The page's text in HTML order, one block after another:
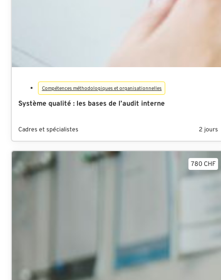
Compétences méthodologiques et organisationnelles
Système qualité : les bases de l’audit interne
Cadres et spécialistes 2 jours
780 CHF